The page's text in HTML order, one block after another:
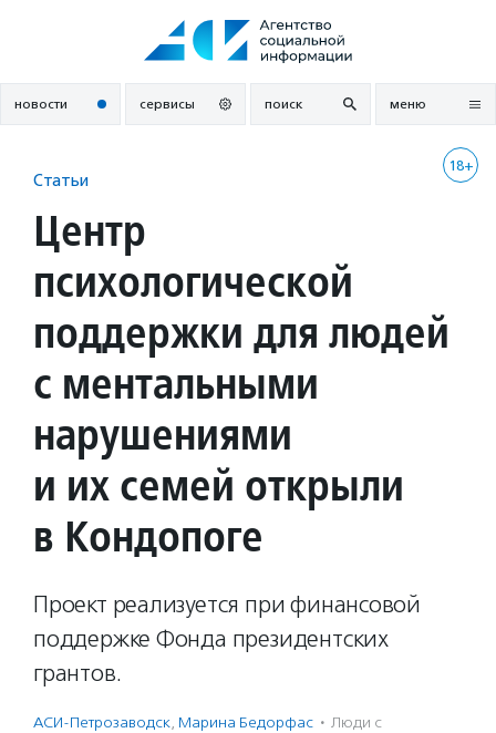
новости сервисы поиск меню
18+
Статьи
Центр
психологической
поддержки для людей
с ментальными
нарушениями
и их семей открыли
в Кондопоге
Проект реализуется при финансовой
поддержке Фонда президентских
грантов.
АСИ-Петрозаводск, Марина Бедорфас · Люди с